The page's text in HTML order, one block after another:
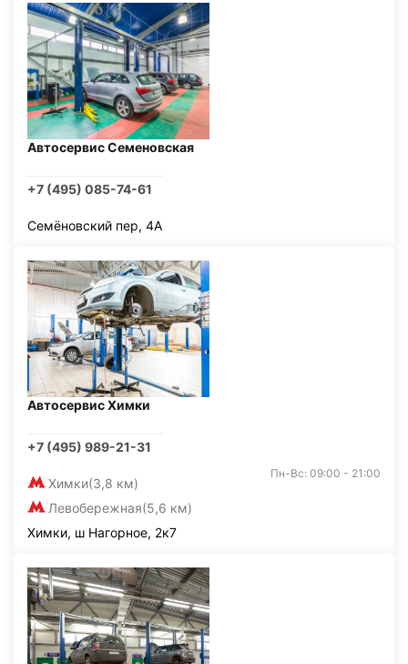
Автосервис Семеновская
+7 (495) 085-74-61
Семёновский пер, 4А
Автосервис Химки
+7 (495) 989-21-31
Химки(3,8 км)
Левобережная(5,6 км)
Пн-Вс: 09:00 - 21:00
Химки, ш Нагорное, 2к7